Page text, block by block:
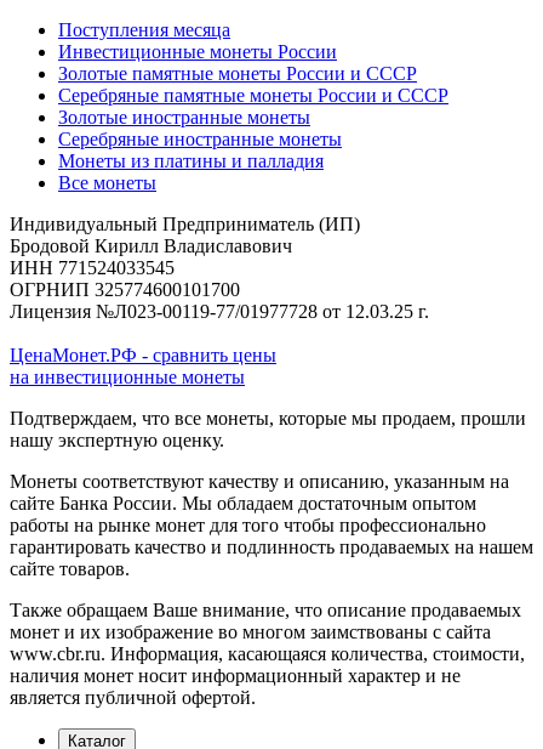
Поступления месяца
Инвестиционные монеты России
Золотые памятные монеты России и СССР
Серебряные памятные монеты России и СССР
Золотые иностранные монеты
Серебряные иностранные монеты
Монеты из платины и палладия
Все монеты
Индивидуальный Предприниматель (ИП)
Бродовой Кирилл Владиславович
ИНН 771524033545
ОГРНИП 325774600101700
Лицензия №Л023-00119-77/01977728 от 12.03.25 г.
ЦенаМонет.РФ - сравнить цены
на инвестиционные монеты
Подтверждаем, что все монеты, которые мы продаем, прошли
нашу экспертную оценку.
Монеты соответствуют качеству и описанию, указанным на
сайте Банка России. Мы обладаем достаточным опытом
работы на рынке монет для того чтобы профессионально
гарантировать качество и подлинность продаваемых на нашем
сайте товаров.
Также обращаем Ваше внимание, что описание продаваемых
монет и их изображение во многом заимствованы с сайта
www.cbr.ru. Информация, касающаяся количества, стоимости,
наличия монет носит информационный характер и не
является публичной офертой.
Каталог